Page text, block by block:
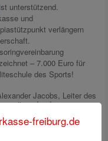
ist unterstützend.
und
verlängern
– 7.000 Euro für
des Sports!
Jacobs, Leiter des
der
freiburg.de